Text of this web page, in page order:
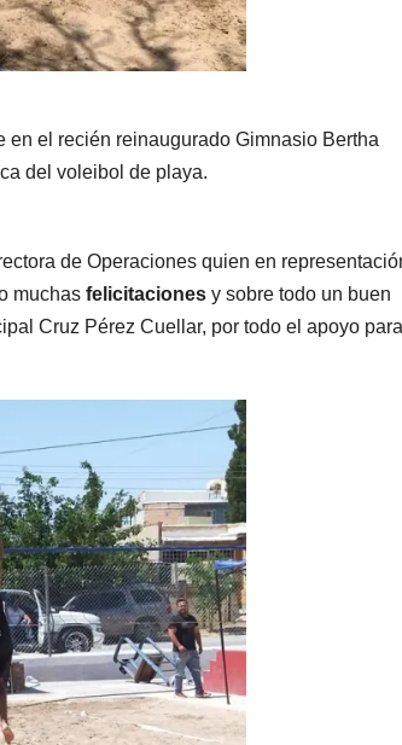
el recién reinaugurado Gimnasio Bertha
del voleibol de playa.
de Operaciones quien en
muchas felicitaciones y sobre todo un buen
Cruz Pérez Cuellar, por todo el apoyo para